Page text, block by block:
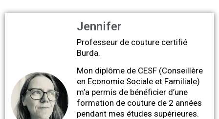
Jennifer
Professeur de couture certifié
Burda.
Mon diplôme de CESF (Conseillère
en Economie Sociale et Familiale)
m’a permis de bénéficier d’une
formation de couture de 2 années
pendant mes études supérieures.